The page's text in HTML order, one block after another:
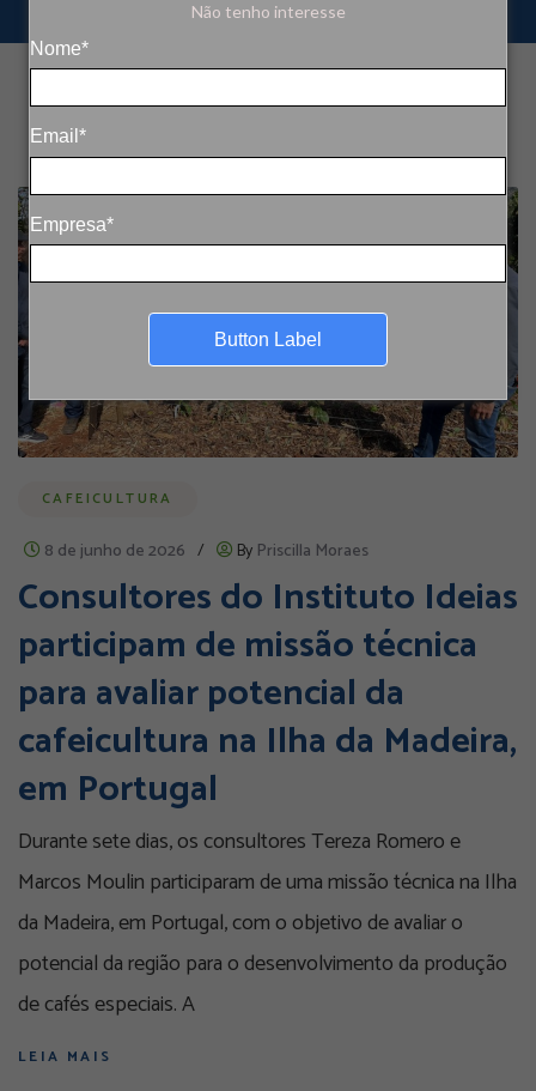
Não tenho interesse
Nome*
Email*
Empresa*
Button Label
CAFEICULTURA
8 de junho de 2026 / By Priscilla Moraes
Consultores do Instituto Ideias
participam de missão técnica
para avaliar potencial da
cafeicultura na Ilha da Madeira,
em Portugal
Durante sete dias, os consultores Tereza Romero e
Marcos Moulin participaram de uma missão técnica na Ilha
da Madeira, em Portugal, com o objetivo de avaliar o
potencial da região para o desenvolvimento da produção
de cafés especiais. A
LEIA MAIS